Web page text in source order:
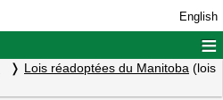
English
≡
Lois réadoptées du Manitoba (lois